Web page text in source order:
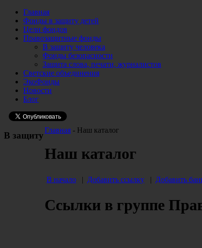
Главная
Фонды в защиту детей
Цели фондов
Правозащитные фонды
В защиту человека
Фонды безопасности
Защита слова, печати, журналистов
Светские объединения
ЭкоФонды
Новости
Блог
Главная - Наш каталог
Наш каталог
В начало | Добавить ссылку | Добавить
Ссылки в группе
В защиту